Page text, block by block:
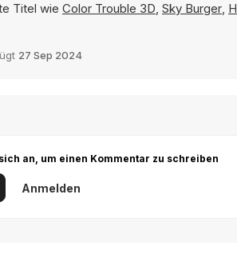
Titel wie Color Trouble 3D, Sky Burger,
27 Sep 2024
an, um einen Kommentar zu schreiben
Anmelden